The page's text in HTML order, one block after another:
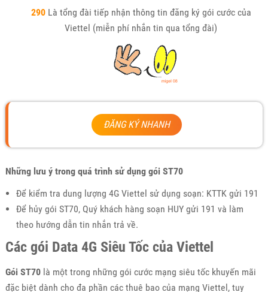
290Là tổng đài tiếp nhận thông tin đăng ký gói cước của
Viettel (miễn phí nhắn tin qua tổng đài)
ĐĂNG KÝ NHANH
Những lưu ý trong quá trình sử dụng gói ST70
Để kiểm tra dung lượng 4G Viettel sử dụng soạn: KTTK gửi 191
Để hủy gói ST70, Quý khách hàng soạn HUY gửi 191 và làm
theo hướng dẫn tin nhắn trả về.
Các gói Data 4G Siêu Tốc của Viettel
Gói ST70là một trong những gói cước mạng siêu tốc khuyến mãi
đặc biệt dành cho đa phần các thuê bao của mạng Viettel, tuy